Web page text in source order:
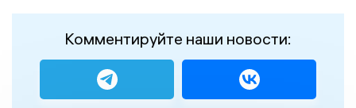
Комментируйте наши новости: